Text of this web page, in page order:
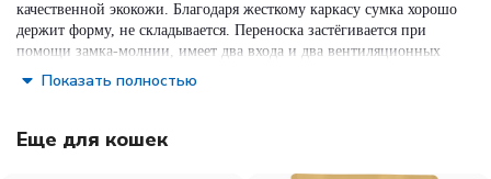
качественной экокожи. Благодаря жесткому каркасу сумка хорошо
держит форму, не складывается. Переноска застёгивается при
помощи замка-молнии, имеет два входа и два вентиляционных
окошка, которые выполнены из плотной сетки. С внешней
Цвет сумки - красный с бежевым орнаментом. (Матрац - коврик в
Показать полностью
Еще для кошек